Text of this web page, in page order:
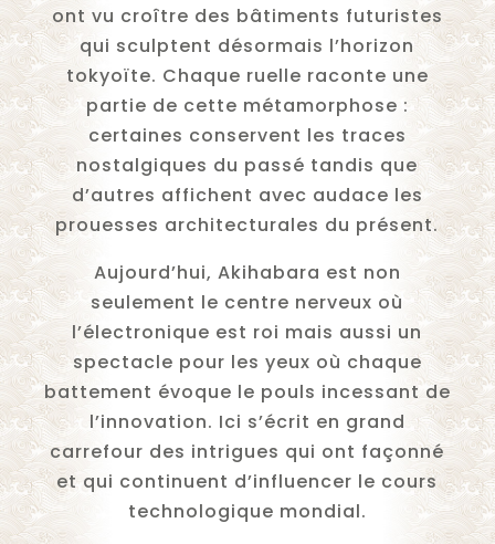
ont vu croître des bâtiments futuristes
qui sculptent désormais l’horizon
tokyoïte. Chaque ruelle raconte une
partie de cette métamorphose :
certaines conservent les traces
nostalgiques du passé tandis que
d’autres affichent avec audace les
prouesses architecturales du présent.
Aujourd’hui, Akihabara est non
seulement le centre nerveux où
l’électronique est roi mais aussi un
spectacle pour les yeux où chaque
battement évoque le pouls incessant de
l’innovation. Ici s’écrit en grand
carrefour des intrigues qui ont façonné
et qui continuent d’influencer le cours
technologique mondial.